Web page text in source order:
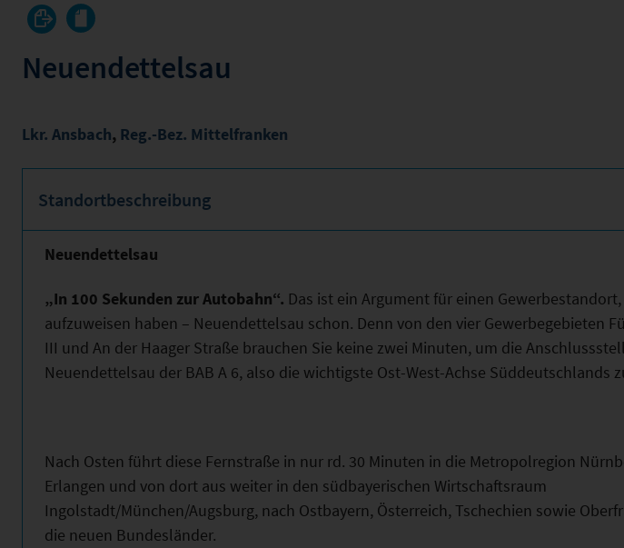
Neuendettelsau
Lkr. Ansbach, Reg.-Bez. Mittelfranken
Standortbeschreibung
Neuendettelsau
„In 100 Sekunden zur Autobahn“. Das ist ein Argument für einen
aufzuweisen haben – Neuendettelsau schon. Denn von den vier Gewerbegebieten
III und An der Haager Straße brauchen Sie keine zwei Minuten, um die
Neuendettelsau der BAB A 6, also die wichtigste Ost-West-Achse Süddeutschlands
Nach Osten führt diese Fernstraße in nur rd. 30 Minuten in die Metropolregion
Erlangen und von dort aus weiter in den südbayerischen Wirtschaftsraum
Ingolstadt/München/Augsburg, nach Ostbayern, Österreich, Tschechien sowie
die neuen Bundesländer.